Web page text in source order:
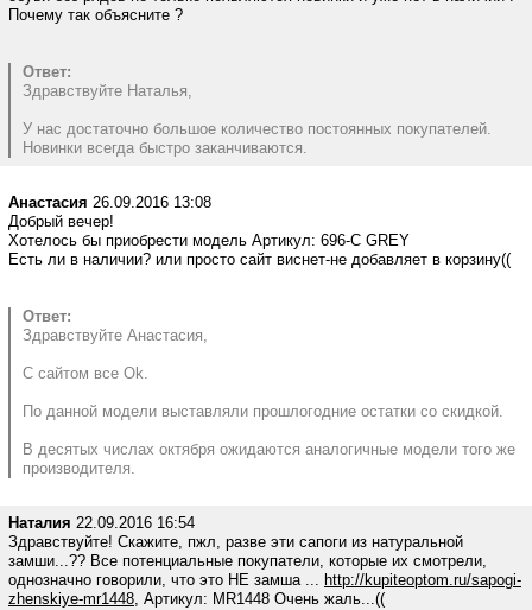
Почему так объясните ?
Ответ:
Здравствуйте Наталья,
У нас достаточно большое количество постоянных покупателей.
Новинки всегда быстро заканчиваются.
Анастасия 26.09.2016 13:08
Добрый вечер!
Хотелось бы приобрести модель Артикул: 696-C GREY
Есть ли в наличии? или просто сайт виснет-не добавляет в корзину((
Ответ:
Здравствуйте Анастасия,
С сайтом все Ok.
По данной модели выставляли прошлогодние остатки со скидкой.
В десятых числах октября ожидаются аналогичные модели того же
производителя.
Наталия 22.09.2016 16:54
Здравствуйте! Скажите, пжл, разве эти сапоги из натуральной
замши...?? Все потенциальные покупатели, которые их смотрели,
однозначно говорили, что это НЕ замша ... http://kupiteoptom.ru/sapogi-
zhenskiye-mr1448, Артикул: MR1448 Очень жаль...((